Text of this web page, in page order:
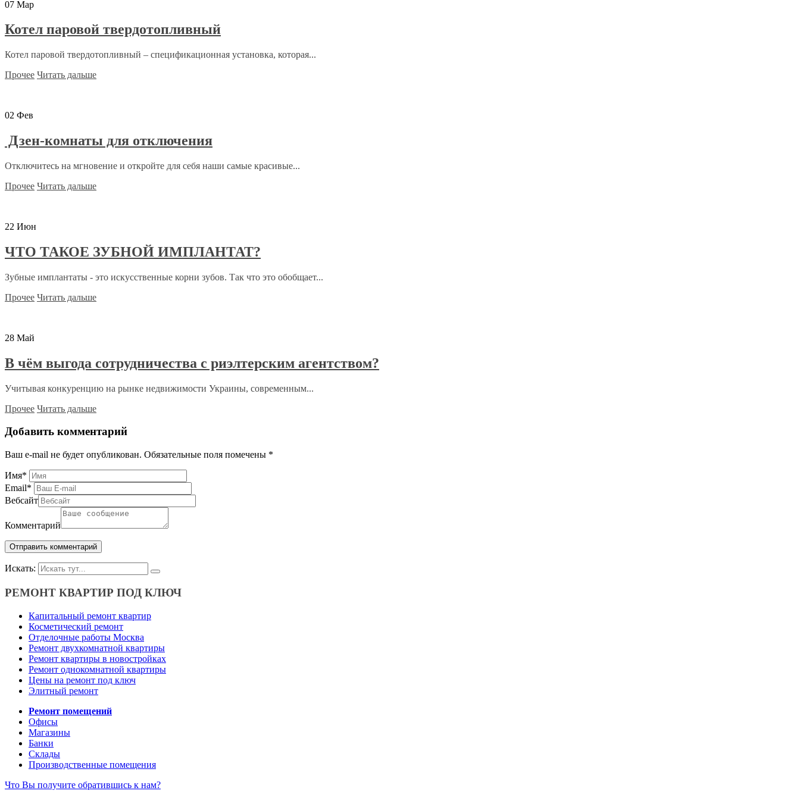
07 Мар
Котел паровой твердотопливный
Котел паровой твердотопливный – спецификационная установка, которая...
Прочее Читать дальше
02 Фев
Дзен-комнаты для отключения
Отключитесь на мгновение и откройте для себя наши самые красивые...
Прочее Читать дальше
22 Июн
ЧТО ТАКОЕ ЗУБНОЙ ИМПЛАНТАТ?
Зубные имплантаты - это искусственные корни зубов. Так что это обобщает...
Прочее Читать дальше
28 Май
В чём выгода сотрудничества с риэлтерским агентством?
Учитывая конкуренцию на рынке недвижимости Украины, современным...
Прочее Читать дальше
Добавить комментарий
Ваш e-mail не будет опубликован. Обязательные поля помечены *
Имя*
Email*
Вебсайт
Комментарий
Искать:
РЕМОНТ КВАРТИР ПОД КЛЮЧ
Капитальный ремонт квартир
Косметический ремонт
Отделочные работы Москва
Ремонт двухкомнатной квартиры
Ремонт квартиры в новостройках
Ремонт однокомнатной квартиры
Цены на ремонт под ключ
Элитный ремонт
Ремонт помещений
Офисы
Магазины
Банки
Склады
Производственные помещения
Что Вы получите обратившись к нам?